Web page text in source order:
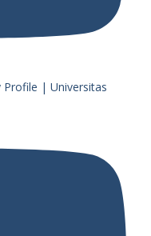
Profile | Universitas